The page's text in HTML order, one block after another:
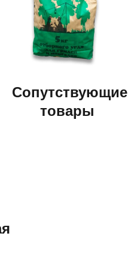
Сопутствующие
товары